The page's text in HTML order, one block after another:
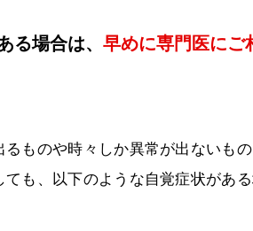
る場合は、 早めに専門医にご
ものや時々しか異常が出ないも
も、以下のような自覚症状があ